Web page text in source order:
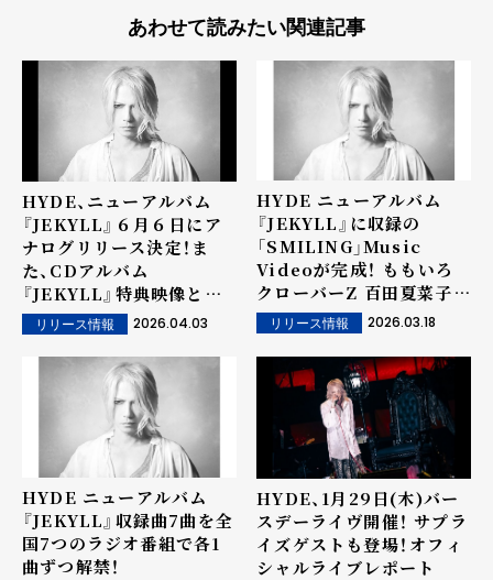
あわせて読みたい関連記事
HYDE、ニューアルバム
『JEKYLL』６月６日にア
ナログリリース決定！ま
た、CDアルバム
『JEKYLL』特典映像とな
る「JEKYLL LOOP in
WAKAYAMA」告知映像、
さらにアルバム購入特典絵
リリース情報 2026.04.03
HYDE ニューアルバム
『JEKYLL』に収録の
「SMILING」Music
Videoが完成！ ももいろ
クローバーZ 百田夏菜子が
特別出演！
リリース情報 2026.03.18
HYDE ニューアルバム
『JEKYLL』収録曲7曲を全
国7つのラジオ番組で各1
曲ずつ解禁！
HYDE、1月29日(木)バー
スデーライヴ開催！ サプラ
イズゲストも登場！――オフィ
シャルライブレポート